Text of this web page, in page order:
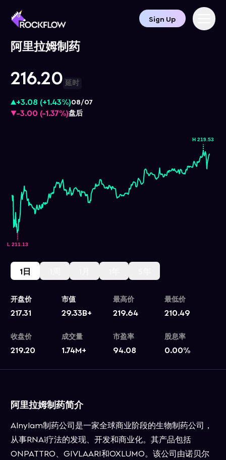
Sign Up
阿里拉姆制药
216.20 延时
+3.08 (+1.43%)08/07
-3.00 (-1.37%)盘后
1日
开盘价
217.31
市值
29.33B+
最高价
219.64
最低价
210.49
收盘价
219.20
成交量
1.74M+
市盈率
94.08
股息率
0.00%
阿里拉姆制药简介
Alnylam制药公司是一家全球商业阶段的生物制药公司，
从事RNAi疗法的发现、开发和商业化。其产品包括
ONPATTRO、GIVLAARI和OXLUMO。该公司由诺贝尔